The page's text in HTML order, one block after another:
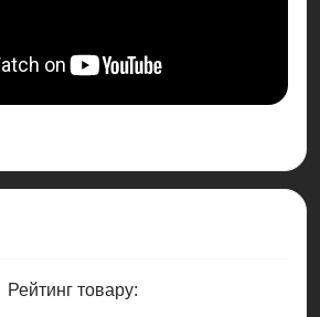
Рейтинг товару: